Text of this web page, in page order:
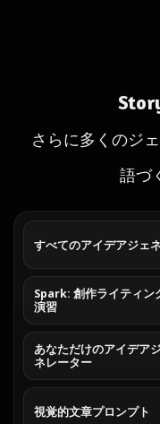
さらに多くのジ
語づ
すべてのアイデアジェ
Spark: 創作ライティン
演習
あなただけのアイデア
ネレーター
視覚的文章プロンプト